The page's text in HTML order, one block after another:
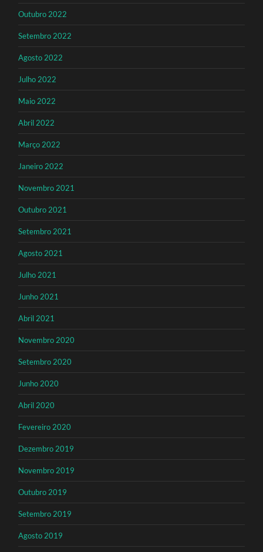
Outubro 2022
Setembro 2022
Agosto 2022
Julho 2022
Maio 2022
Abril 2022
Março 2022
Janeiro 2022
Novembro 2021
Outubro 2021
Setembro 2021
Agosto 2021
Julho 2021
Junho 2021
Abril 2021
Novembro 2020
Setembro 2020
Junho 2020
Abril 2020
Fevereiro 2020
Dezembro 2019
Novembro 2019
Outubro 2019
Setembro 2019
Agosto 2019